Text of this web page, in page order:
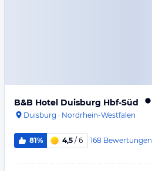
B&B Hotel Duisburg Hbf-Süd
Duisburg · Nordrhein-Westfalen
81% 4,5 / 6 168 Bewertungen